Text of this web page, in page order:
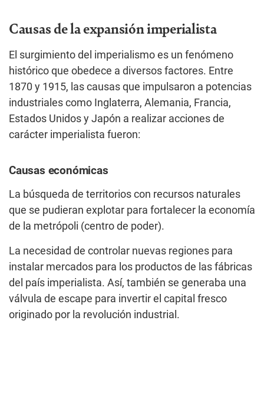
Causas de la expansión imperialista
El surgimiento del imperialismo es un fenómeno
histórico que obedece a diversos factores. Entre
1870 y 1915, las causas que impulsaron a potencias
industriales como Inglaterra, Alemania, Francia,
Estados Unidos y Japón a realizar acciones de
carácter imperialista fueron:
Causas económicas
La búsqueda de territorios con recursos naturales
que se pudieran explotar para fortalecer la economía
de la metrópoli (centro de poder).
La necesidad de controlar nuevas regiones para
instalar mercados para los productos de las fábricas
del país imperialista. Así, también se generaba una
válvula de escape para invertir el capital fresco
originado por la revolución industrial.